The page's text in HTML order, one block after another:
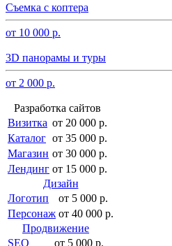
Съемка с коптера
от 10 000 р.
3D панорамы и туры
от 2 000 р.
Разработка сайтов
Визитка от 20 000 р.
Каталог от 35 000 р.
Магазин от 30 000 р.
Лендинг от 15 000 р.
Дизайн
Логотип
от 5 000 р.
Персонаж от 40 000 р.
Продвижение
SEO
от 5 000 р.